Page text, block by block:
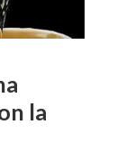
la